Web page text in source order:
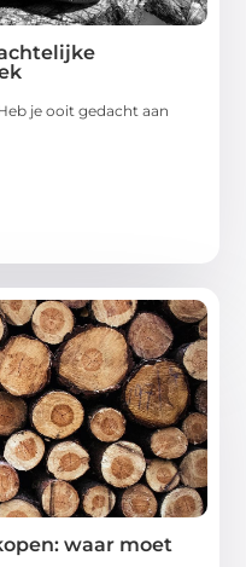
je ooit gedacht aan
waar moet